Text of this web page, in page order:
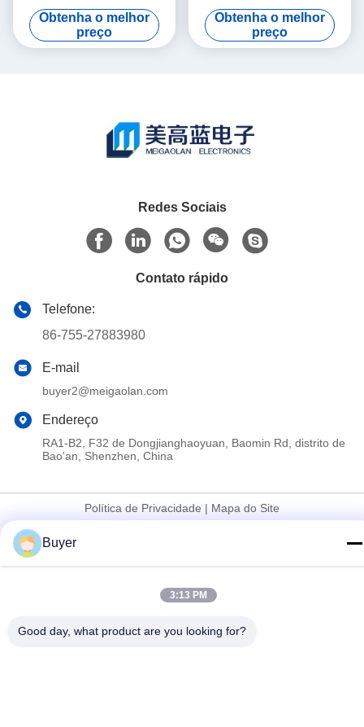
FSP7 de 9 KHz a 7 GHz
Portátil de Bancada com
Nível de Ruído de -155 dBm
Obtenha o melhor
preço
Schwarz FSP13 com Faixa
de Frequência de 9 KHz a
13 GHz e Nível de Ruído de
Obtenha o melhor
preço
Redes Sociais
Contato rápido
Telefone:
86-755-27883980
E-mail
buyer2@meigaolan.com
Endereço
RA1-B2, F32 de Dongjianghaoyuan, Baomin Rd, distrito de
Bao'an, Shenzhen, China
Política de Privacidade | Mapa do Site
China Boa Qualidade Analisador de espectro do RF Fornecedor.
Copyright © 2023-2026 Shenzhen Meigaolan Electronic
Buyer
3:13 PM
Good day, what product are you looking for?